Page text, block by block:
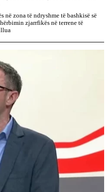
në zona të ndryshme të bashkisë së
zjarrfikës në terrene të